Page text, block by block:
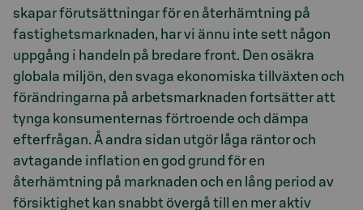
skapar förutsättningar för en återhämtning på
fastighetsmarknaden, har vi ännu inte sett någon
uppgång i handeln på bredare front. Den osäkra
globala miljön, den svaga ekonomiska tillväxten och
förändringarna på arbetsmarknaden fortsätter att
tynga konsumenternas förtroende och dämpa
efterfrågan. Å andra sidan utgör låga räntor och
avtagande inflation en god grund för en
återhämtning på marknaden och en lång period av
försiktighet kan snabbt övergå till en mer aktiv